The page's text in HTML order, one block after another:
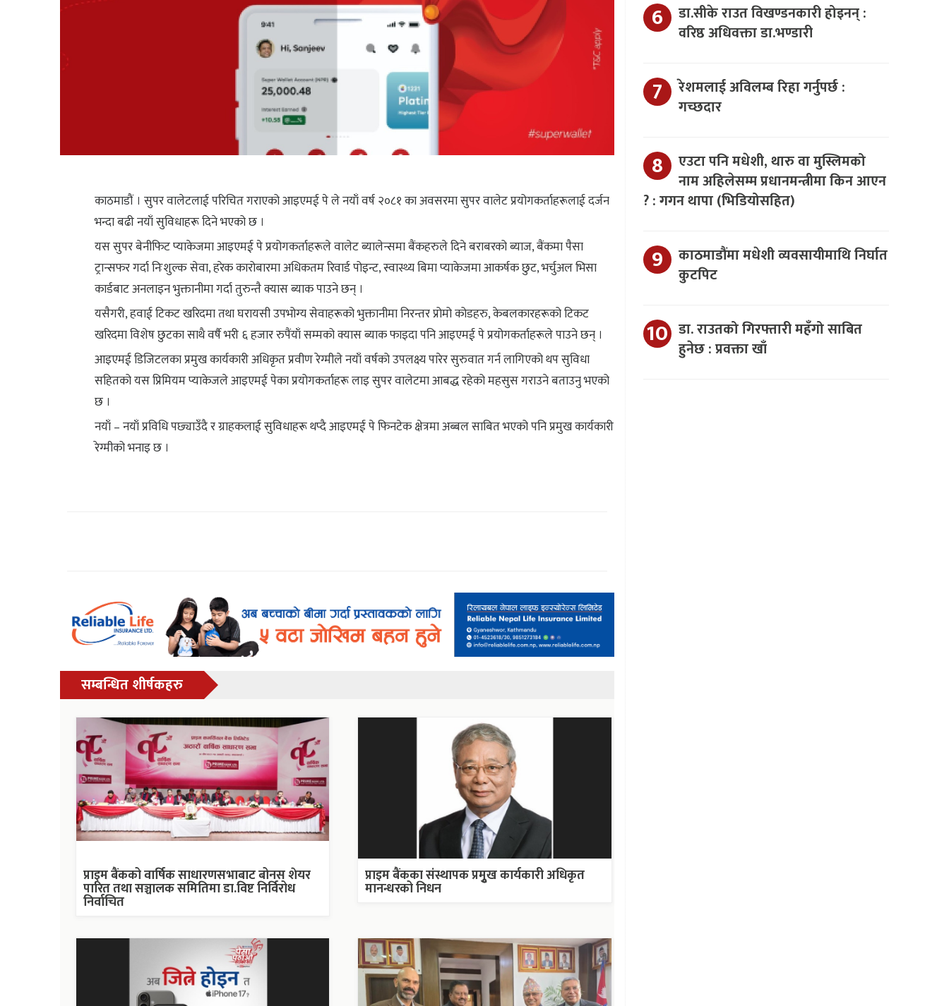
काठमाडौं । सुपर वालेटलाई परिचित गराएको आइएमई पे ले नयाँ वर्ष २०८१ का अवसरमा सुपर वालेट प्रयोगकर्ताहरूलाई दर्जन
भन्दा बढी नयाँ सुविधाहरू दिने भएको छ ।
यस सुपर बेनीफिट प्याकेजमा आइएमई पे प्रयोगकर्ताहरूले वालेट ब्यालेन्समा बैंकहरुले दिने बराबरको ब्याज, बैंकमा पैसा
ट्रान्सफर गर्दा निःशुल्क सेवा, हरेक कारोबारमा अधिकतम रिवार्ड पोइन्ट, स्वास्थ्य बिमा प्याकेजमा आकर्षक छुट, भर्चुअल भिसा
कार्डबाट अनलाइन भुक्तानीमा गर्दा तुरुन्तै क्यास ब्याक पाउने छन् ।
यसैगरी, हवाई टिकट खरिदमा तथा घरायसी उपभोग्य सेवाहरूको भुक्तानीमा निरन्तर प्रोमो कोडहरु, केबलकारहरूको टिकट
खरिदमा विशेष छुटका साथै वर्षै भरी ६ हजार रुपैंयाँ सम्मको क्यास ब्याक फाइदा पनि आइएमई पे प्रयोगकर्ताहरूले पाउने छन् ।
आइएमई डिजिटलका प्रमुख कार्यकारी अधिकृत प्रवीण रेग्मीले नयाँ वर्षको उपलक्ष्य पारेर सुरुवात गर्न लागिएको थप सुविधा
सहितको यस प्रिमियम प्याकेजले आइएमई पेका प्रयोगकर्ताहरू लाइ सुपर वालेटमा आबद्ध रहेको महसुस गराउने बताउनु भएको
छ ।
नयाँ – नयाँ प्रविधि पछ्याउँदै र ग्राहकलाई सुविधाहरू थप्दै आइएमई पे फिनटेक क्षेत्रमा अब्बल साबित भएको पनि प्रमुख कार्यकारी
रेग्मीको भनाइ छ ।
सम्बन्धित शीर्षकहरु
प्राइम बैंकको वार्षिक साधारणसभाबाट बोनस शेयर
पारित तथा सञ्चालक समितिमा डा.विष्ट निर्विरोध
निर्वाचित
प्राइम बैंकका संस्थापक प्रमुृख कार्यकारी अधिकृत
मानन्धरको निधन
डा.सीके राउत विखण्डनकारी होइनन् :
वरिष्ठ अधिवक्ता डा.भण्डारी
रेशमलाई अविलम्ब रिहा गर्नुपर्छ :
गच्छदार
एउटा पनि मधेशी, थारु वा मुस्लिमको
नाम अहिलेसम्म प्रधानमन्त्रीमा किन आएन
? : गगन थापा (भिडियोसहित)
काठमाडौंमा मधेशी व्यवसायीमाथि निर्घात
कुटपिट
डा. राउतको गिरफ्तारी महँगो साबित
हुनेछ : प्रवक्ता खाँ